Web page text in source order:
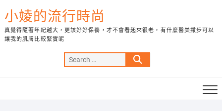
to
content
小婈的流行時尚
真覺得隨著年紀越大，更該好好保養，才不會看起來很老，有什麼醫美撇步可以
讓我的肌膚比較緊實呢
Search
…